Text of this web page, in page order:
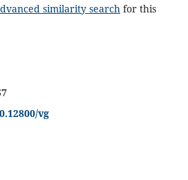
similarity searchfor this
vg